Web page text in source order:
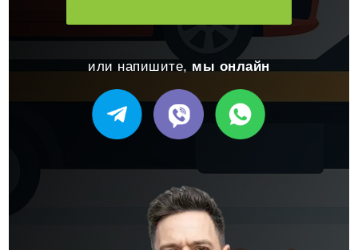
или напишите, мы онлайн